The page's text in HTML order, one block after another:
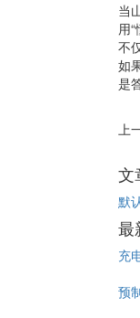
当
用
不
如
是
上
文
默
最
充
预